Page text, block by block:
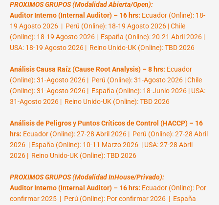
PROXIMOS GRUPOS (Modalidad Abierta/Open):
Auditor Interno (Internal Auditor) – 16 hrs: Ecuador (Online): 18-
19 Agosto 2026 | Perú (Online): 18-19 Agosto 2026 | Chile
(Online): 18-19 Agosto 2026 | España (Online): 20-21 Abril 2026 |
USA: 18-19 Agosto 2026 | Reino Unido-UK (Online): TBD 2026
Análisis Causa Raíz (Cause Root Analysis) – 8 hrs: Ecuador
(Online): 31-Agosto 2026 | Perú (Online): 31-Agosto 2026 | Chile
(Online): 31-Agosto 2026 | España (Online): 18-Junio 2026 | USA:
31-Agosto 2026 | Reino Unido-UK (Online): TBD 2026
Análisis de Peligros y Puntos Críticos de Control (HACCP) – 16
hrs: Ecuador (Online): 27-28 Abril 2026 | Perú (Online): 27-28 Abril
2026 | España (Online): 10-11 Marzo 2026 | USA: 27-28 Abril
2026 | Reino Unido-UK (Online): TBD 2026
PROXIMOS GRUPOS (Modalidad InHouse/Privado):
Auditor Interno (Internal Auditor) – 16 hrs: Ecuador (Online): Por
confirmar 2025 | Perú (Online): Por confirmar 2026 | España